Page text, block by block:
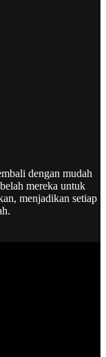
dengan mudah
mereka untuk
menjadikan setiap